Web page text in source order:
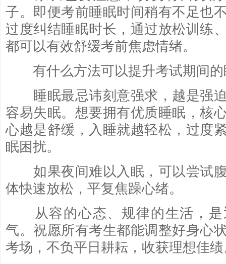
子。即便考前睡眠时间稍有不足也
过度纠结睡眠时长，通过放松训练
都可以有效舒缓考前焦虑情绪。
有什么方法可以提升考试期间的
睡眠最忌讳刻意强求，越是强迫
容易失眠。想要拥有优质睡眠，核
心越是舒缓，入睡就越轻松，过度
眠困扰。
如果夜间难以入眠，可以尝试腹
体快速放松，平复焦躁心绪。
从容的心态、规律的生活，是
气。祝愿所有考生都能调整好身心
考场，不负平日耕耘，收获理想佳